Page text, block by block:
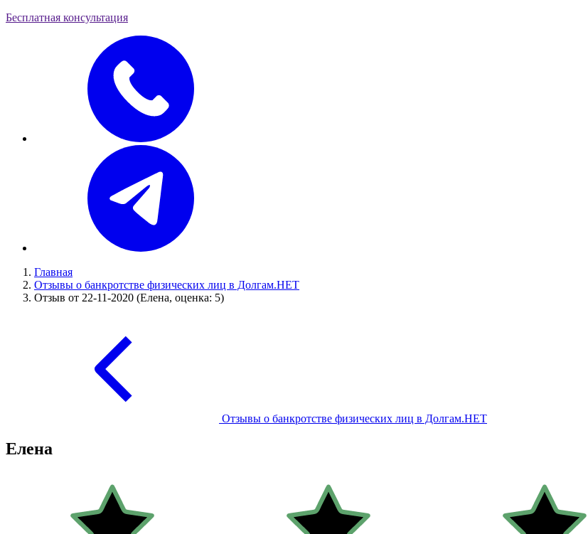
Бесплатная консультация
Главная
Отзывы о банкротстве физических лиц в Долгам.НЕТ
Отзыв от 22-11-2020 (Елена, оценка: 5)
Отзывы о банкротстве физических лиц в Долгам.НЕТ
Елена